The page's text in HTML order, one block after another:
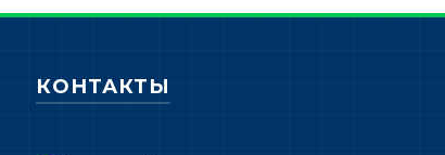
КОНТАКТЫ